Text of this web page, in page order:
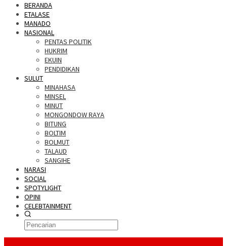
BERANDA
ETALASE
MANADO
NASIONAL
PENTAS POLITIK
HUKRIM
EKUIN
PENDIDIKAN
SULUT
MINAHASA
MINSEL
MINUT
MONGONDOW RAYA
BITUNG
BOLTIM
BOLMUT
TALAUD
SANGIHE
NARASI
SOCIAL
SPOTYLIGHT
OPINI
CELEBTAINMENT